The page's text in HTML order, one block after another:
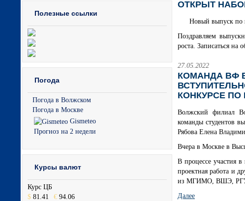
Полезные ссылки
Погода
Погода в Волжском
Погода в Москве
Gismeteo
Прогноз на 2 недели
Курсы валют
Курс ЦБ
$ 81.41 € 94.06
ОТКРЫТ
Новый выпуск по
Поздравляем
роста. Записаться на
27.05.2022
КОМАНДА ВФ
КОНКУРСЕ ПО
Волжский филиал
команды студентов
Рябова Елена
Вчера в Москве в
В процессе участия
проектная работа и
из МГИМО, ВШЭ,
Далее